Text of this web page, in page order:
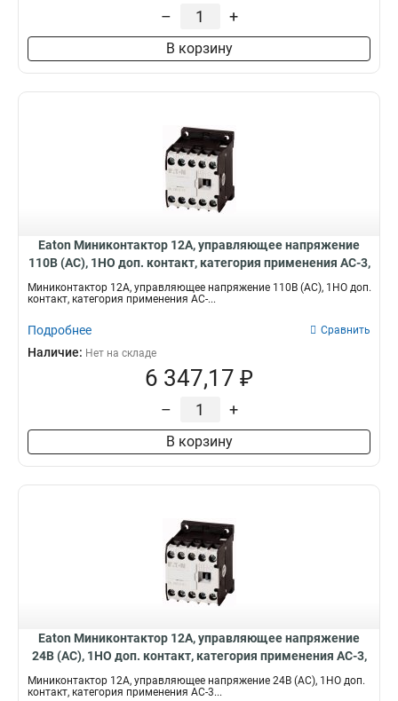
– +
В корзину
Eaton Миниконтактор 12А, управляющее напряжение
110В (AC), 1НO доп. контакт, категория применения AC-3,
АС4 DILEM12-10(110V50Hz)
Миниконтактор 12А, управляющее напряжение 110В (AC), 1НO доп.
контакт, категория применения AC-...
Подробнее Сравнить
Наличие: Нет на складе
6 347,17 ₽
– +
В корзину
Eaton Миниконтактор 12А, управляющее напряжение
24В (AC), 1НO доп. контакт, категория применения AC-3,
АС4 DILEM12-01(24V50Hz)
Миниконтактор 12А, управляющее напряжение 24В (AC), 1НO доп.
контакт, категория применения AC-3...